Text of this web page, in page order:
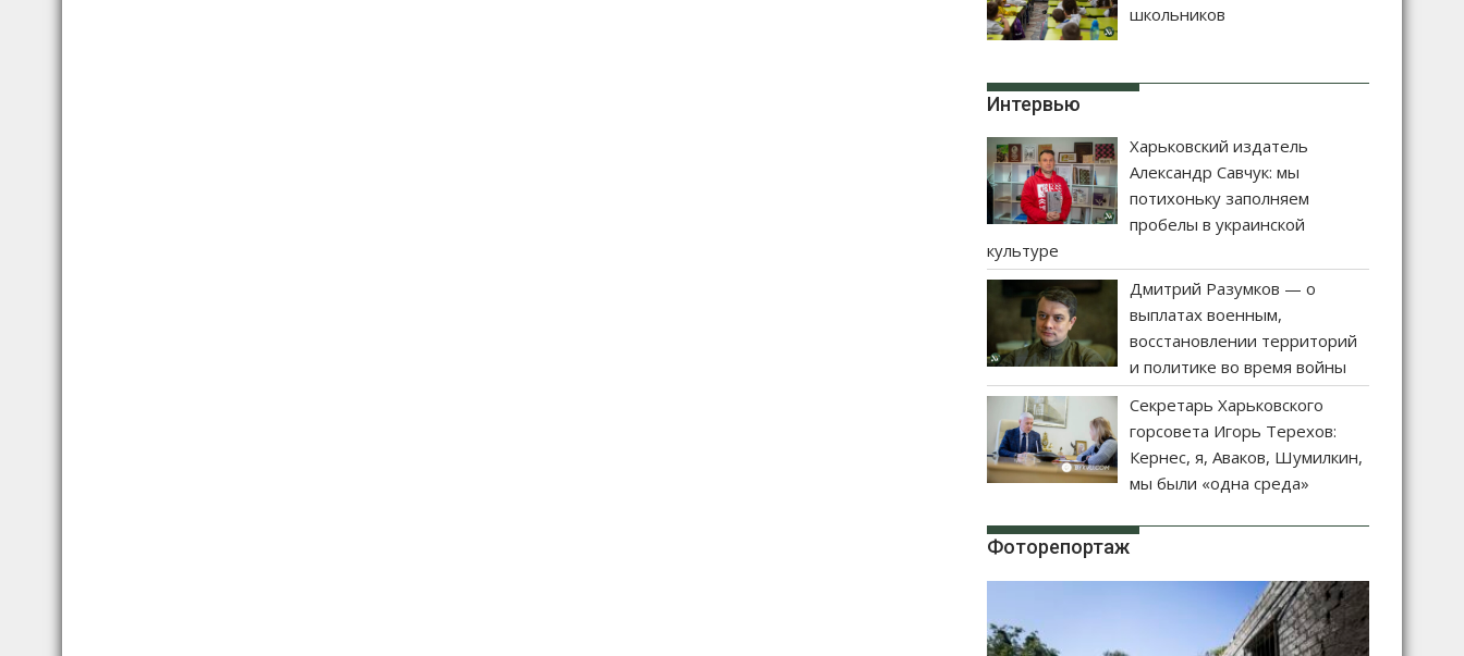
школьников
Интервью
Харьковский издатель
Александр Савчук: мы
потихоньку заполняем
пробелы в украинской
культуре
Дмитрий Разумков — о
выплатах военным,
восстановлении территорий
и политике во время войны
Секретарь Харьковского
горсовета Игорь Терехов:
Кернес, я, Аваков, Шумилкин,
мы были «одна среда»
Фоторепортаж